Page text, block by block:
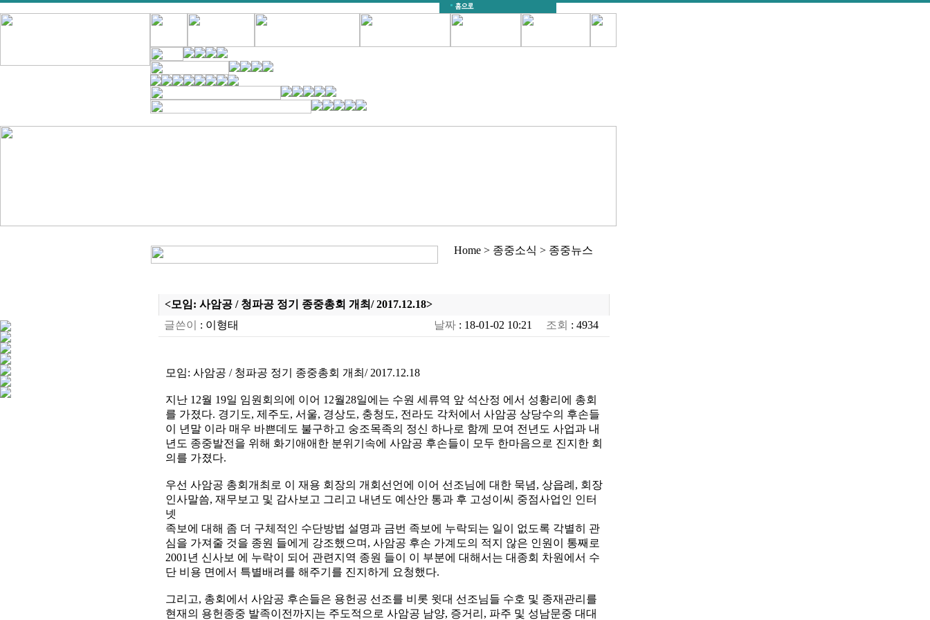
Home > 종중소식 > 종중뉴스
<모임: 사암공 / 청파공 정기 종중총회 개최/ 2017.12.18>
글쓴이
: 이형태 날짜: 18-01-02 10:21 조회 : 4934
모임: 사암공 / 청파공 정기 종중총회 개최/ 2017.12.18
지난 12월 19일 임원회의에 이어 12월28일에는 수원 세류역 앞 석산정 에서 성황리에 총회
를 가졌다. 경기도, 제주도, 서울, 경상도, 충청도, 전라도 각처에서 사암공 상당수의 후손들
이 년말 이라 매우 바쁜데도 불구하고 숭조목족의 정신 하나로 함께 모여 전년도 사업과 내
년도 종중발전을 위해 화기애애한 분위기속에 사암공 후손들이 모두 한마음으로 진지한 회
의를 가졌다.
우선 사암공 총회개최로 이 재용 회장의 개회선언에 이어 선조님에 대한 묵념, 상읍례, 회장
인사말씀, 재무보고 및 감사보고 그리고 내년도 예산안 통과 후 고성이씨 중점사업인 인터
넷
족보에 대해 좀 더 구체적인 수단방법 설명과 금번 족보에 누락되는 일이 없도록 각별히 관
심을 가져줄 것을 종원 들에게 강조했으며, 사암공 후손 가계도의 적지 않은 인원이 통째로
2001년 신사보 에 누락이 되어 관련지역 종원 들이 이 부분에 대해서는 대종회 차원에서 수
단 비용 면에서 특별배려를 해주기를 진지하게 요청했다.
그리고, 총회에서 사암공 후손들은 용헌공 선조를 비롯 윗대 선조님들 수호 및 종재관리를
현재의 용헌종중 발족이전까지는 주도적으로 사암공 남양, 증거리, 파주 및 성남문중 대대